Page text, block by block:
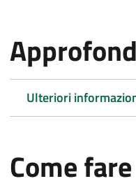
Ulteriori
Come fare